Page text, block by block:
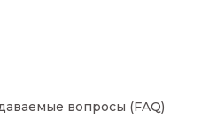
вопросы (FAQ)